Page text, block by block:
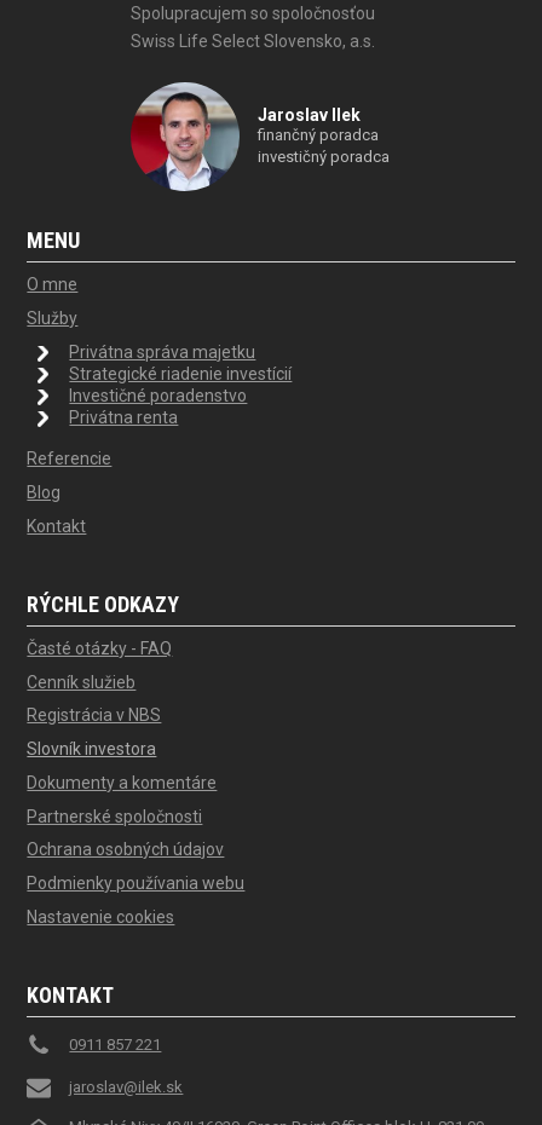
Spolupracujem so spoločnosťou
Swiss Life Select Slovensko, a.s.
Jaroslav Ilek
finančný poradca
investičný poradca
MENU
O mne
Služby
Privátna správa majetku
Strategické riadenie investícií
Investičné poradenstvo
Privátna renta
Referencie
Blog
Kontakt
RÝCHLE ODKAZY
Časté otázky - FAQ
Cenník služieb
Registrácia v NBS
Slovník investora
Dokumenty a komentáre
Partnerské spoločnosti
Ochrana osobných údajov
Podmienky používania webu
Nastavenie cookies
KONTAKT
0911 857 221
jaroslav@ilek.sk